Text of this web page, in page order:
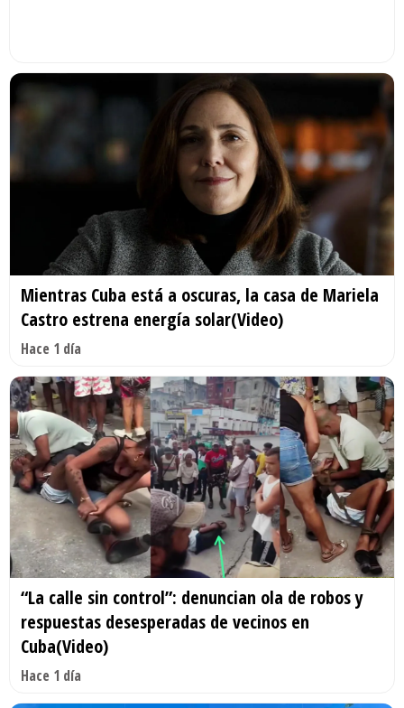
Mientras Cuba está a oscuras, la casa de Mariela
Castro estrena energía solar(Video)
Hace 1 día
“La calle sin control”: denuncian ola de robos y
respuestas desesperadas de vecinos en
Cuba(Video)
Hace 1 día